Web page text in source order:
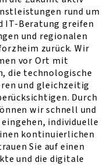
rund um
IT-Beratung greifen
und regionalen
zurück. Wir
vor Ort mit
die technologische
und gleichzeitig
Durch
wir schnell und
individuelle
kontinuierlichen
Sie auf einen
und die digitale